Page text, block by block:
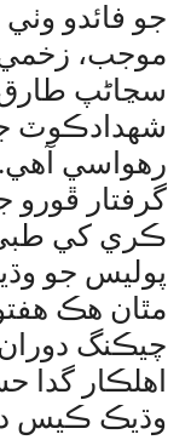
جو فائدو
موجب، زخمي
سڃاڻپ طارق
شهدادڪوٽ
رهواسي
گرفتار
ڪري کي طبي
پوليس جو
مٿان هڪ
چيڪنگ
وڌيڪ ڪيس